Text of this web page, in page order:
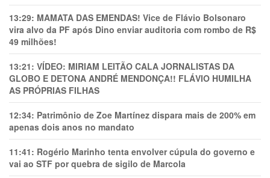
13:29: MAMATA DAS EMENDAS! Vice de Flávio Bolsonaro
vira alvo da PF após Dino enviar auditoria com rombo de R$
49 milhões!
13:21: VÍDEO: MIRIAM LEITÃO CALA JORNALISTAS DA
GLOBO E DETONA ANDRÉ MENDONÇA!! FLÁVIO HUMILHA
AS PRÓPRIAS FILHAS
12:34: Patrimônio de Zoe Martínez dispara mais de 200% em
apenas dois anos no mandato
11:41: Rogério Marinho tenta envolver cúpula do governo e
vai ao STF por quebra de sigilo de Marcola